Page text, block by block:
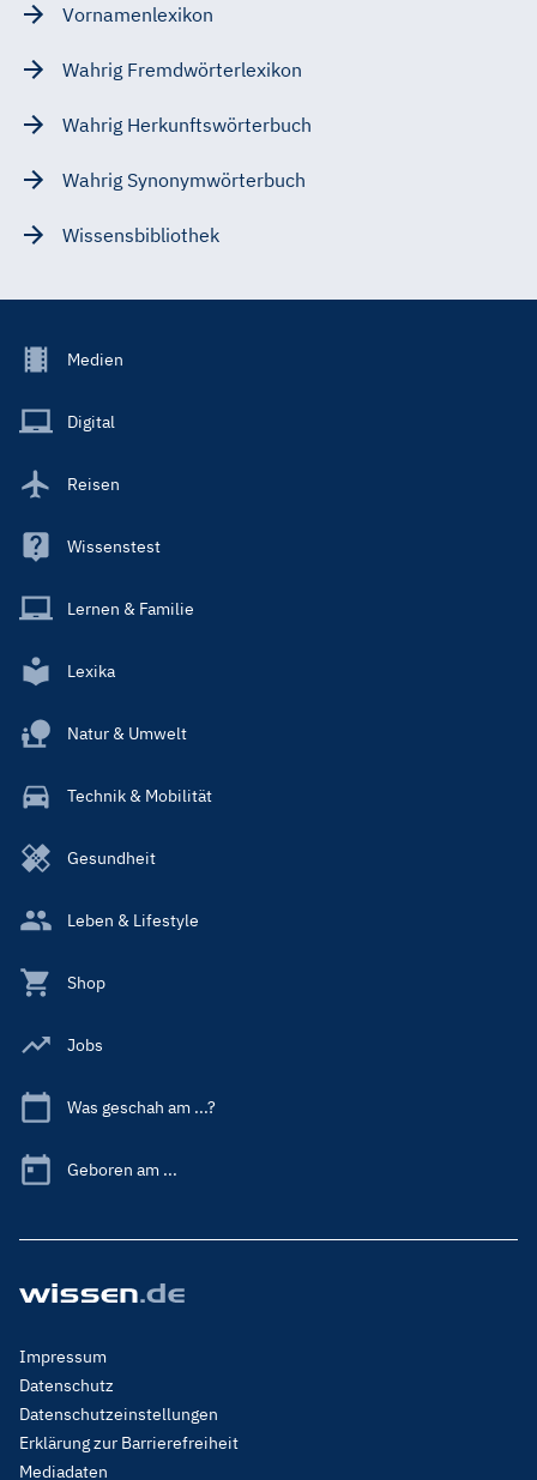
Vornamenlexikon
Wahrig Fremdwörterlexikon
Wahrig Herkunftswörterbuch
Wahrig Synonymwörterbuch
Wissensbibliothek
Footer
Main
Medien
Digital
Reisen
Wissenstest
Lernen & Familie
Lexika
Natur & Umwelt
Technik & Mobilität
Gesundheit
Leben & Lifestyle
Shop
Jobs
Was geschah am ...?
Geboren am ...
Footer
Menu
Legal
Impressum
Datenschutz
Datenschutzeinstellungen
Erklärung zur Barrierefreiheit
Mediadaten